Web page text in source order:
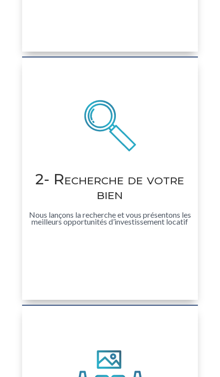
2- Recherche de votre
bien
Nous lançons la recherche et vous présentons les
meilleurs opportunités d’investissement locatif